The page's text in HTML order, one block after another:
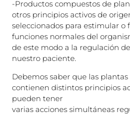
-Productos compuestos de
otros principios activos de
seleccionados para estimular o
funciones normales del
de este modo a la regulación
nuestro paciente.
Debemos saber que las
contienen distintos principios
pueden tener
varias acciones simultáneas